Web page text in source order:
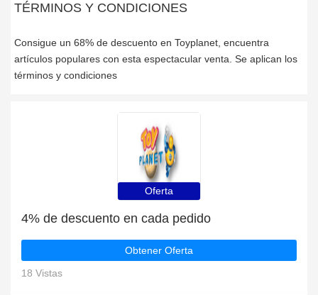
TÉRMINOS Y CONDICIONES
Consigue un 68% de descuento en Toyplanet, encuentra
artículos populares con esta espectacular venta. Se aplican los
términos y condiciones
Oferta
4% de descuento en cada pedido
Obtener Oferta
18 Vistas